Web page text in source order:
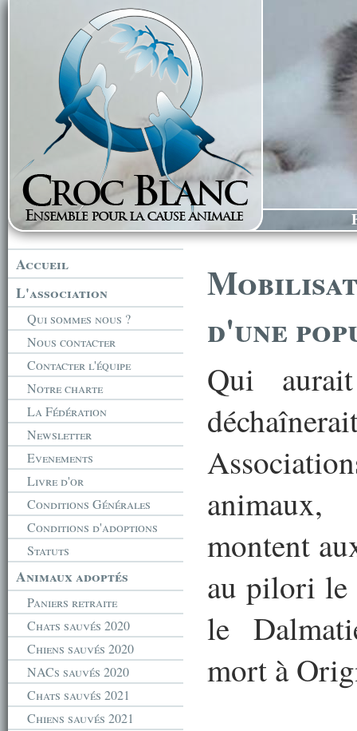
Accueil
L'association
Qui sommes nous ?
Nous contacter
Contacter l'équipe
Notre charte
La Fédération
Newsletter
Evenements
Livre d'or
Conditions Générales
Conditions d'adoptions
Statuts
Animaux adoptés
Paniers retraite
Chats sauvés 2020
Chiens sauvés 2020
NACs sauvés 2020
Chats sauvés 2021
Chiens sauvés 2021
d'une
Qui
montent
au pilori le
le
mort à